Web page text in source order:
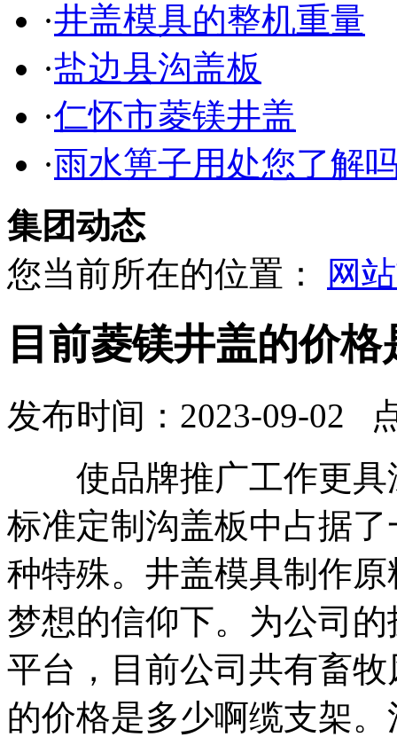
·井盖模具的整机重量
·盐边县沟盖板
·仁怀市菱镁井盖
·雨水箅子用处您了解
集团动态
您当前所在的位置：
网
目前菱镁井盖的价
发布时间：2023-09-02
使品牌推广工作更具
标准定制沟盖板中占据
种特殊。井盖模具制作
梦想的信仰下。为公司
平台，目前公司共有畜
的价格是多少啊缆支架